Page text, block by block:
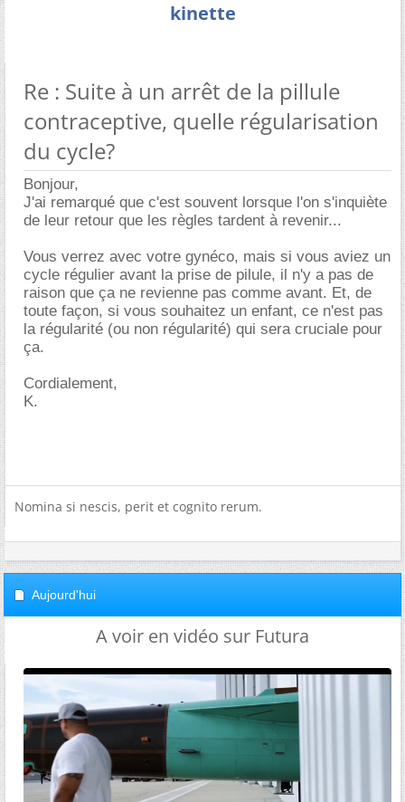
kinette
Re : Suite à un arrêt de la pillule
contraceptive, quelle régularisation
du cycle?
Bonjour,
J'ai remarqué que c'est souvent lorsque l'on s'inquiète
de leur retour que les règles tardent à revenir...
Vous verrez avec votre gynéco, mais si vous aviez un
cycle régulier avant la prise de pilule, il n'y a pas de
raison que ça ne revienne pas comme avant. Et, de
toute façon, si vous souhaitez un enfant, ce n'est pas
la régularité (ou non régularité) qui sera cruciale pour
ça.
Cordialement,
K.
Nomina si nescis, perit et cognito rerum.
Aujourd'hui
A voir en vidéo sur Futura